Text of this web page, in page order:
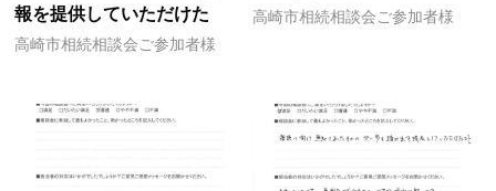
報を提供していただけた
高崎市相続相談会ご参加者様
高崎市相続相談会ご参加者様